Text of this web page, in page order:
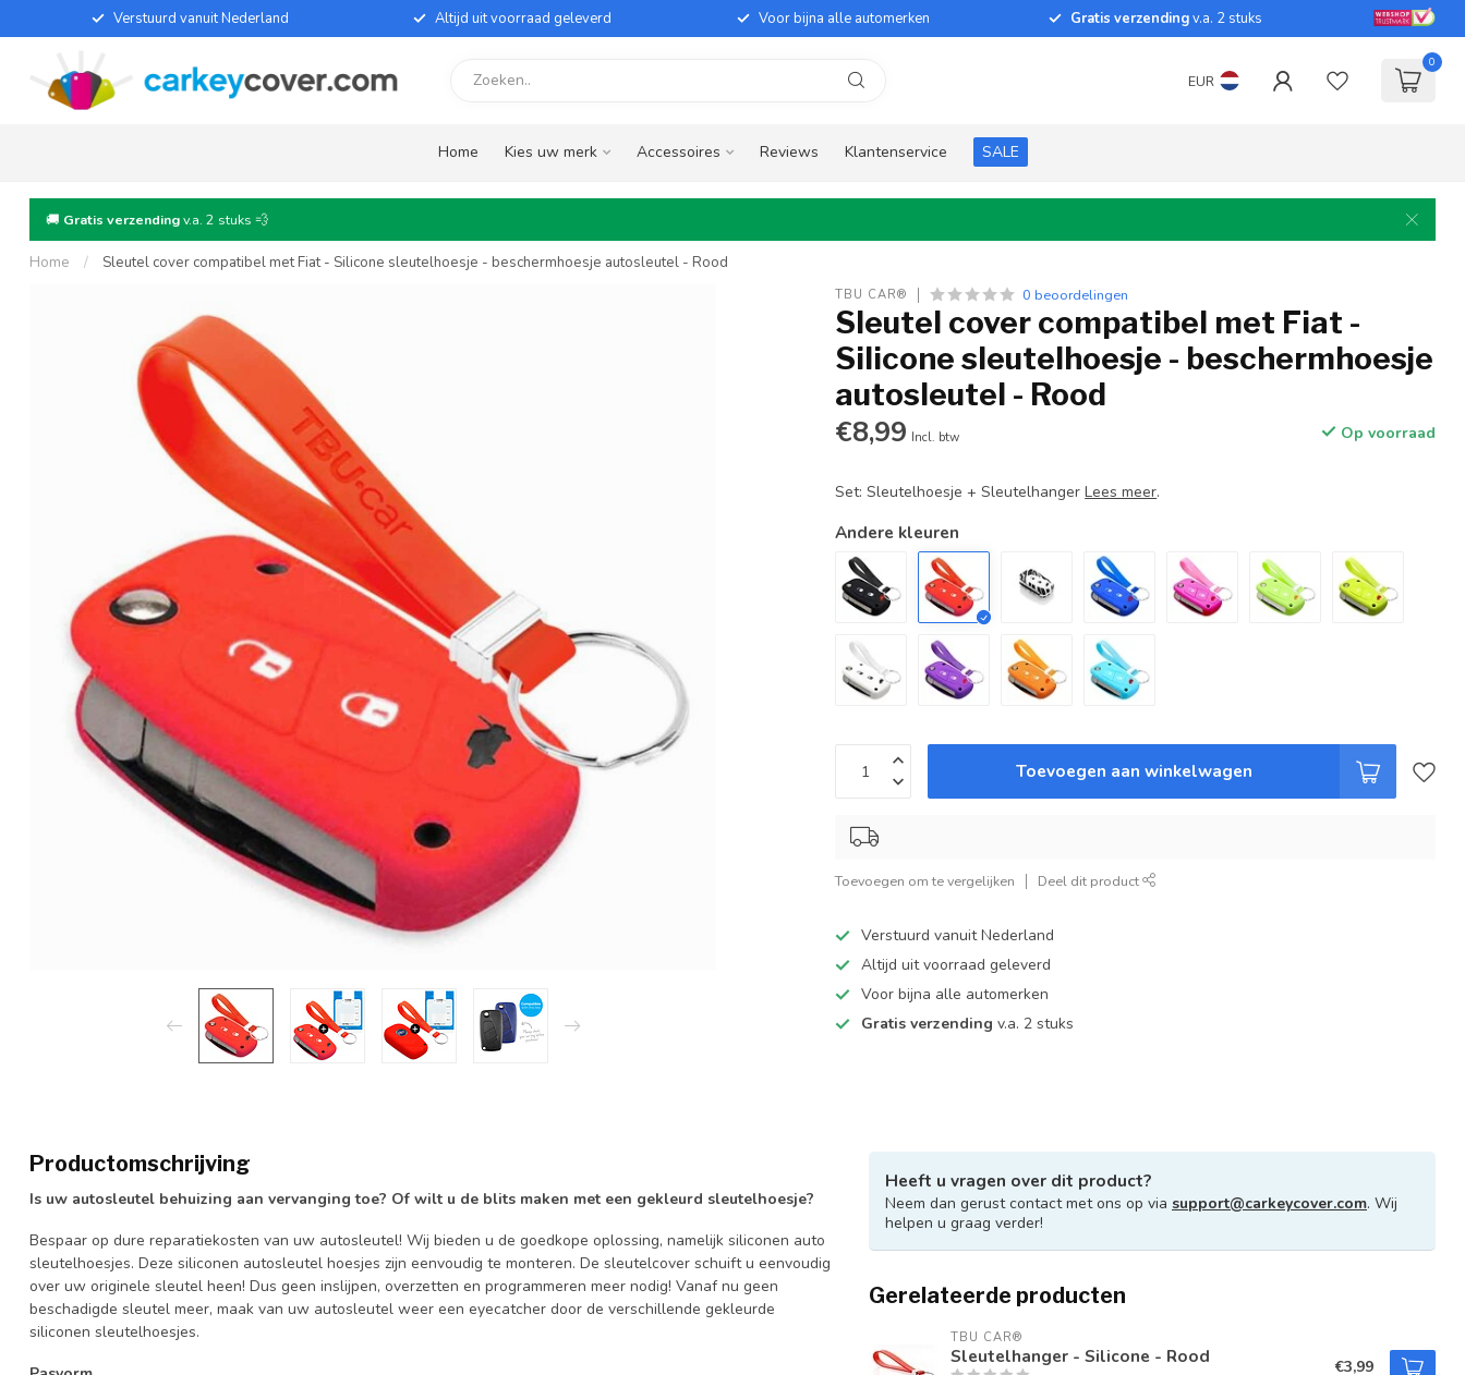
Verstuurd vanuit Nederland Altijd uit voorraad geleverd Voor bijna alle automerken Gratis verzendingv.a. 2 stuks
EUR
0
Home Kies uw merk Accessoires Reviews Klantenservice SALE
🚚 Gratis verzendingv.a. 2 stuks 💨
Home / Sleutel cover compatibel met Fiat - Silicone sleutelhoesje - beschermhoesje autosleutel - Rood
TBU CAR® 0 beoordelingen
Sleutel cover compatibel met Fiat -
Silicone sleutelhoesje - beschermhoesje
autosleutel - Rood
€8,99 Incl. btw Op voorraad
Set: Sleutelhoesje + SleutelhangerLees meer.
Andere kleuren
Toevoegen aan winkelwagen
Toevoegen om te vergelijken Deel dit product
Verstuurd vanuit Nederland
Altijd uit voorraad geleverd
Voor bijna alle automerken
Gratis verzending v.a. 2 stuks
Productomschrijving
Is uw autosleutel behuizing aan vervanging toe? Of wilt u de blits maken met een gekleurd sleutelhoesje?
Bespaar op dure reparatiekosten van uw autosleutel! Wij bieden u de goedkope oplossing, namelijk siliconen auto
sleutelhoesjes. Deze siliconen autosleutel hoesjes zijn eenvoudig te monteren. De sleutelcover schuift u eenvoudig
over uw originele sleutel heen! Dus geen inslijpen, overzetten en programmeren meer nodig! Vanaf nu geen
beschadigde sleutel meer, maak van uw autosleutel weer een eyecatcher door de verschillende gekleurde
siliconen sleutelhoesjes.
Heeft u vragen over dit product?
Neem dan gerust contact met ons op via support@carkeycover.com. Wij
helpen u graag verder!
Gerelateerde producten
TBU CAR®
Sleutelhanger - Silicone - Rood €3,99